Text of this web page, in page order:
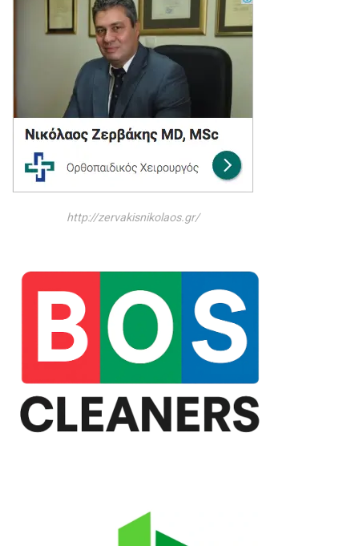
http://zervakisnikolaos.gr/